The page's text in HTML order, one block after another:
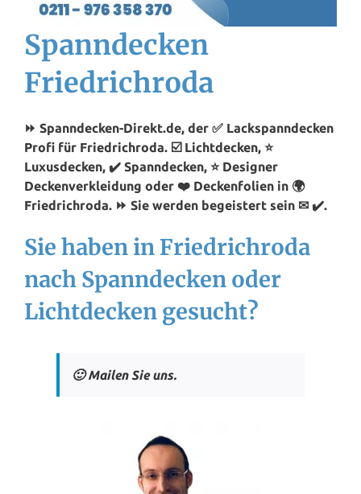
Spanndecken
Friedrichroda
⏩ Spanndecken-Direkt.de, der ✅ Lackspanndecken
Profi für Friedrichroda. ☑️ Lichtdecken, ⭐
Luxusdecken, ✔️ Spanndecken, ⭐ Designer
Deckenverkleidung oder ❤️ Deckenfolien in 🌍
Friedrichroda. ⏩ Sie werden begeistert sein ✉ ✔️.
Sie haben in Friedrichroda
nach Spanndecken oder
Lichtdecken gesucht?
🙂 Mailen Sie uns.